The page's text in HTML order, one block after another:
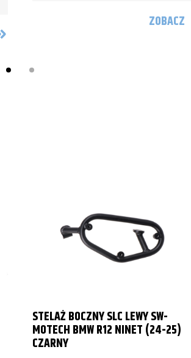
ZOBACZ
STELAŻ BOCZNY SLC LEWY SW-
MOTECH BMW R12 NINET (24-25)
CZARNY